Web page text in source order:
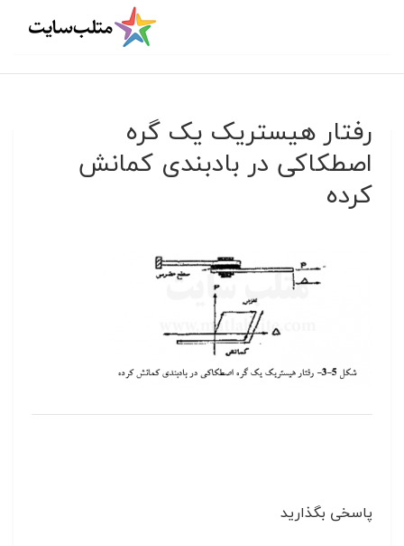
رفتار هیستریک یک گره
اصطکاکی در بادبندی کمانش
کرده
پاسخی بگذارید